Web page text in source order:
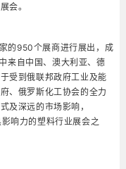
会。
的950个展商进行展出，成
来自中国、澳大利亚、德
受到俄联邦政府工业及能
、俄罗斯化工协会的全力
及深远的市场影响，
响力的塑料行业展会之